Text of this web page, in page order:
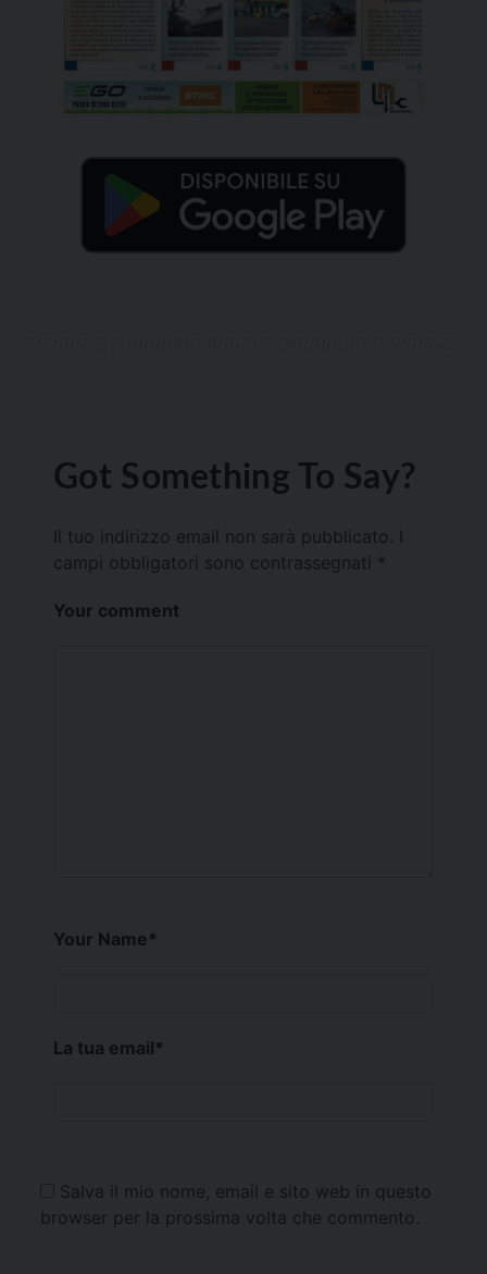
Got Something To Say?
Il tuo indirizzo email non sarà pubblicato.
campi obbligatori sono contrassegnati *
Your comment
Your Name*
La tua email*
Salva il mio nome, email e sito web in questo
browser per la prossima volta che commento.